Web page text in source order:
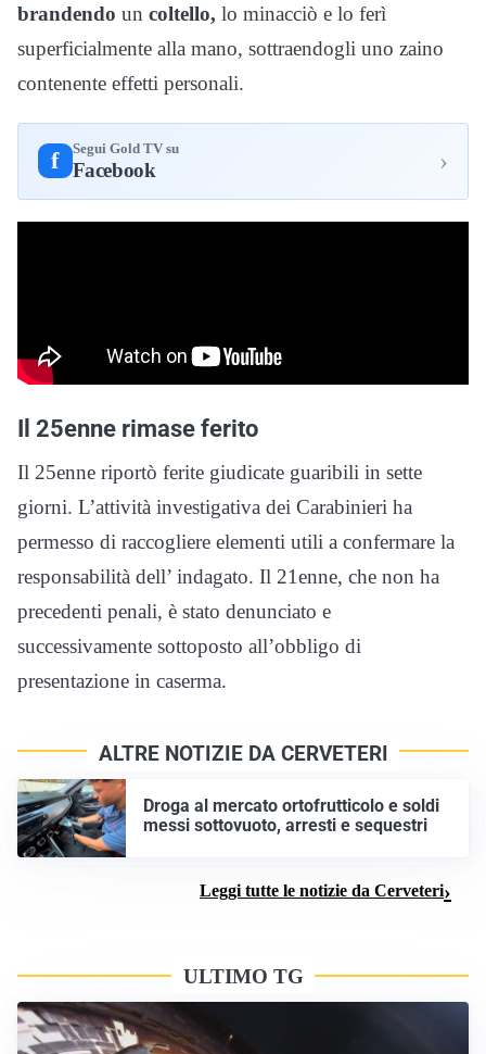
brandendo un coltello, lo minacciò e lo ferì
superficialmente alla mano, sottraendogli uno zaino
contenente effetti personali.
f Segui Gold TV su
Facebook ›
Il 25enne rimase ferito
Il 25enne riportò ferite giudicate guaribili in sette
giorni. L’attività investigativa dei Carabinieri ha
permesso di raccogliere elementi utili a confermare la
responsabilità dell’ indagato. Il 21enne, che non ha
precedenti penali, è stato denunciato e
successivamente sottoposto all’obbligo di
presentazione in caserma.
ALTRE NOTIZIE DA CERVETERI
Droga al mercato ortofrutticolo e soldi
messi sottovuoto, arresti e sequestri
Leggi tutte le notizie da Cerveteri
ULTIMO TG